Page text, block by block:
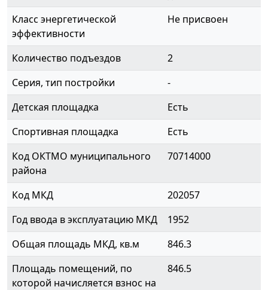
Класс энергетической
эффективности
Не присвоен
Количество подъездов
2
Серия, тип постройки
-
Детская площадка
Есть
Спортивная площадка
Есть
Код ОКТМО муниципального
района
70714000
Код МКД
202057
Год ввода в эксплуатацию МКД
1952
Общая площадь МКД, кв.м
846.3
Площадь помещений, по
которой начисляется взнос на
846.5